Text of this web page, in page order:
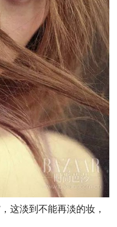
这淡到不能再淡的妆，